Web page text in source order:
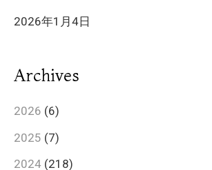
2026年1月4日
Archives
2026 (6)
2025 (7)
2024 (218)